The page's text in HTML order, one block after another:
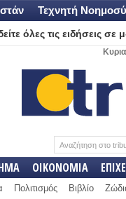
Τεχνητή
όλες τις ειδήσεις
ΟΙΚΟΝΟΜΙΑ
Πολιτισμός Βιβλίο